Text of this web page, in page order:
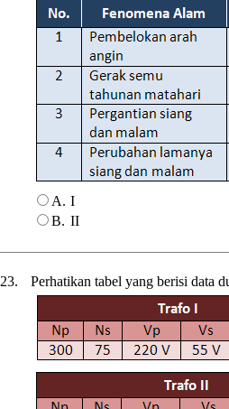
A. I
B. II
23. Perhatikan tabel yang berisi data